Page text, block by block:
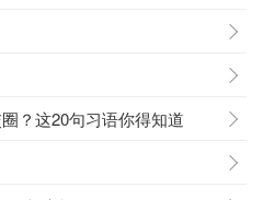
？这20句习语你得知道